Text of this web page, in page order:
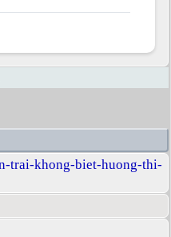
trai-khong-biet-huong-thi-